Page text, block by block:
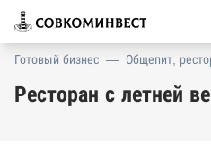
Готовый бизнес — Общепит,
Ресторан с летней